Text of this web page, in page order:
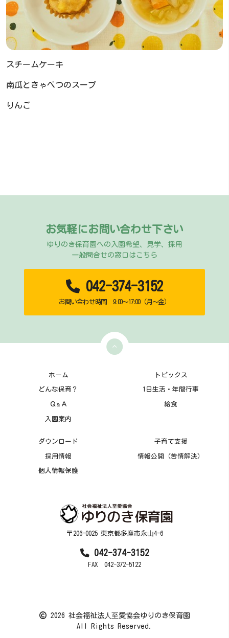
スチームケーキ
南瓜ときゃべつのスープ
りんご
お気軽にお問い合わせ下さい
ゆりのき保育園への入園希望、見学、採用
一般問合せの窓口はこちら
042-374-3152
お問い合わせ時間 9:00～17:00（月～金）
ホーム トピックス
どんな保育？ 1日生活・年間行事
Ｑ ＆ Ａ 給食
入園案内
ダウンロード 子育て支援
採用情報 情報公開（苦情解決）
個人情報保護
〒206-0025 東京都多摩市永⼭4-6
042-374-3152
FAX 042-372-5122
2026 社会福祉法⼈⾄愛協会ゆりのき保育園
All Rights Reserved.